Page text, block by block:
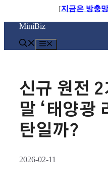
[지금은 방충
컨
로
MiniBiz
신규 원전 2
말 ‘태양광
탄일까?
2026-02-11